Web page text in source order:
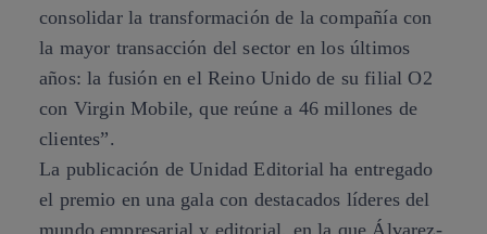
consolidar la transformación de la compañía con
la mayor transacción del sector en los últimos
años: la fusión en el Reino Unido de su filial O2
con Virgin Mobile, que reúne a 46 millones de
clientes”.
La publicación de Unidad Editorial ha entregado
el premio en una gala con destacados líderes del
mundo empresarial y editorial, en la que Álvarez-